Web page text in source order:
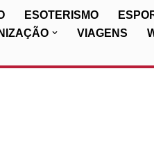
ESOTERISMO
VIAGENS